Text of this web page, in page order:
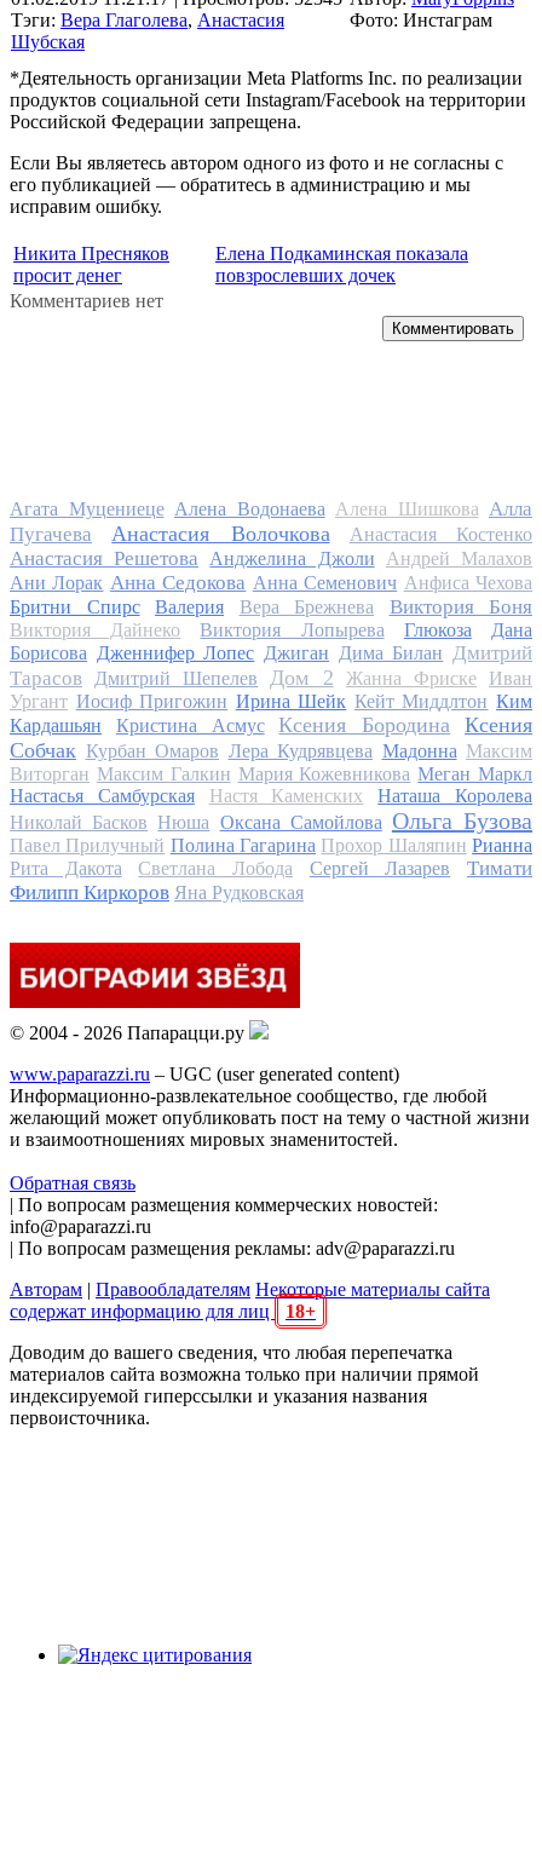
Тэги: Вера Глаголева, Анастасия
Шубская
Фото: Инстаграм
*Деятельность организации Meta Platforms Inc. по реализации
продуктов социальной сети Instagram/Facebook на территории
Российской Федерации запрещена.
Если Вы являетесь автором одного из фото и не согласны с
его публикацией — обратитесь в администрацию и мы
исправим ошибку.
Никита Пресняков
просит денег
Елена Подкаминская показала
повзрослевших дочек
Комментариев нет
Комментировать
Агата Муцениеце Алена Водонаева Алена Шишкова Алла
Пугачева
Анастасия Волочкова Анастасия Костенко
Анастасия Решетова Анджелина Джоли
Андрей Малахов
Ани Лорак Анна Седокова Анна Семенович Анфиса Чехова
Бритни Спирс
Валерия Вера Брежнева Виктория Боня
Виктория Дайнеко Виктория Лопырева Глюкоза
Дана
Борисова Дженнифер Лопес Джиган Дима Билан Дмитрий
Тарасов
Дмитрий Шепелев Дом 2 Жанна Фриске
Иван
Ургант Иосиф Пригожин Ирина Шейк Кейт Миддлтон Ким
Кардашьян
Кристина Асмус Ксения Бородина
Ксения
Собчак Курбан Омаров Лера Кудрявцева Мадонна Максим
Виторган Максим Галкин Мария Кожевникова Меган Маркл
Настасья Самбурская
Настя Каменских
Наташа Королева
Николай Басков Нюша Оксана Самойлова Ольга Бузова
Павел Прилучный Полина Гагарина Прохор Шаляпин Рианна
Рита Дакота
Светлана Лобода Сергей Лазарев
Тимати
Филипп Киркоров Яна Рудковская
© 2004 - 2026 Папарацци.ру
www.paparazzi.ru – UGC (user generated content)
Информационно-развлекательное сообщество, где любой
желающий может опубликовать пост на тему о частной жизни
и взаимоотношениях мировых знаменитостей.
Обратная связь
| По вопросам размещения коммерческих новостей:
info@paparazzi.ru
| По вопросам размещения рекламы: adv@paparazzi.ru
Авторам | Правообладателям Некоторые материалы сайта
содержат информацию для лиц
18+
Доводим до вашего сведения, что любая перепечатка
материалов сайта возможна только при наличии прямой
индексируемой гиперссылки и указания названия
первоисточника.